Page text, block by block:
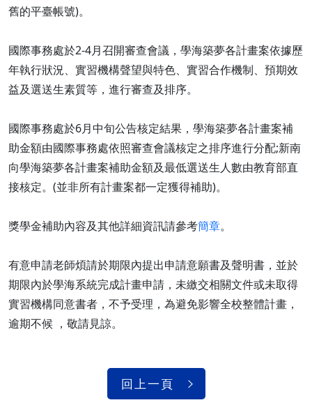
舊的平臺帳號)。
國際事務處於2-4月召開審查會議，學海築夢各計畫案依據歷
年執行狀況、實習機構聲望與特色、實習合作機制、預期效
益及選送生素質等，進行審查及排序。
國際事務處於6月中旬公告核定結果，學海築夢各計畫案補
助金額由國際事務處依照審查會議核定之排序進行分配;新南
向學海築夢各計畫案補助金額及最低選送生人數由教育部直
接核定。(並非所有計畫案都一定獲得補助)。
獎學金補助內容及其他詳細資訊請參考簡章。
有意申請老師煩請於期限內提出申請意願書及聲明書，並於
期限內於學海系統完成計畫申請，未繳交相關文件或未取得
實習機構同意書者，不予受理，為避免影響全校整體計畫，
逾期不候 ，敬請見諒。
回上一頁